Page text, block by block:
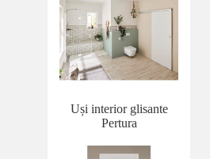
Uși interior glisante
Pertura